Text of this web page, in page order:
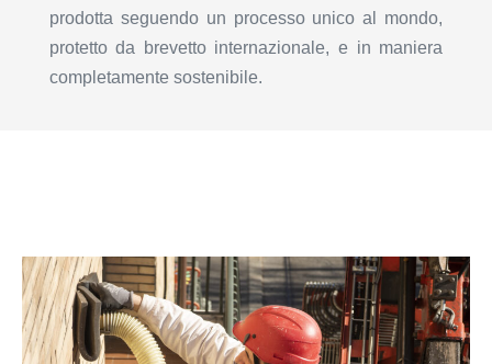
prodotta seguendo un processo unico al mondo,
protetto da brevetto internazionale, e in maniera
completamente sostenibile.